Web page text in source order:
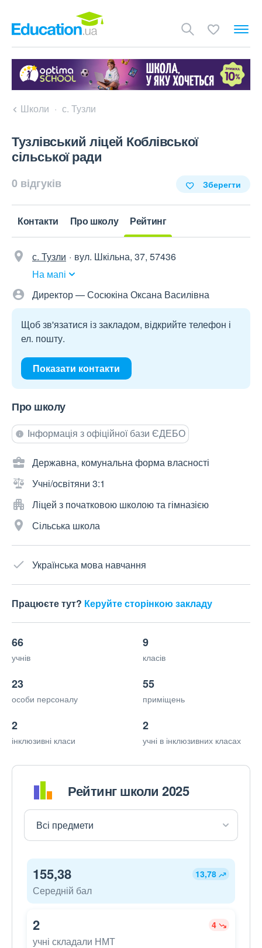
Школи с. Тузли
Тузлівський ліцей Коблівської
сільської ради
0 відгуків Зберегти
Контакти Про школу Рейтинг
с. Тузли
вул. Шкільна, 37, 57436
На мапі
Директор — Сосюкіна Оксана Василівна
Щоб зв'язатися із закладом, відкрийте телефон і
ел. пошту.
Показати контакти
Про школу
Інформація з офіційної бази ЄДЕБО
Державна, комунальна форма власності
Учні/освітяни 3:1
Ліцей з початковою школою та гімназією
Сільська школа
Українська мова навчання
Працюєте тут? Керуйте сторінкою закладу
66
учнів
9
класів
23
особи персоналу
55
приміщень
2
інклюзивні класи
2
учні в інклюзивних класах
Рейтинг школи 2025
155,38 13,78
Середній бал
2 4
учні складали НМТ